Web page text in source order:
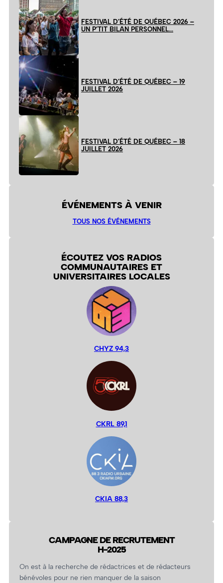
FESTIVAL D’ÉTÉ DE QUÉBEC 2026 –
UN P’TIT BILAN PERSONNEL…
FESTIVAL D’ÉTÉ DE QUÉBEC – 19
JUILLET 2026
FESTIVAL D’ÉTÉ DE QUÉBEC – 18
JUILLET 2026
ÉVÉNEMENTS À VENIR
TOUS NOS ÉVÉNEMENTS
ÉCOUTEZ VOS RADIOS
COMMUNAUTAIRES ET
UNIVERSITAIRES LOCALES
CHYZ 94,3
CKRL 89,1
CKIA 88,3
CAMPAGNE DE RECRUTEMENT
H-2025
On est à la recherche de rédactrices et de rédacteurs
bénévoles pour ne rien manquer de la saison